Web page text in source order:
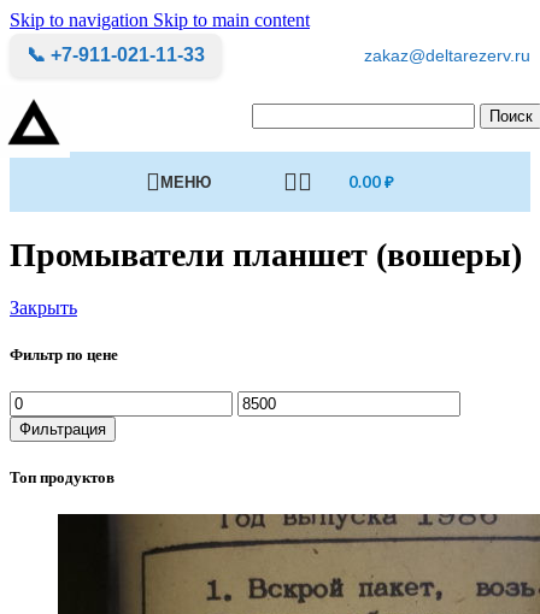
Skip to navigation Skip to main content
📞 +7-911-021-11-33
zakaz@deltarezerv.ru
Поиск
МЕНЮ 0.00₽
Промыватели планшет (вошеры)
Закрыть
Фильтр по цене
Минимальная
цена
Максимальная
цена
Фильтрация
Топ продуктов